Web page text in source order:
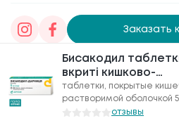
Бисакодил
вкриті кишково-
розчинною
по 5 мг №30
таблетки, покрытые
растворимой оболочкой
отзывы
Заказать
Товариство з обмеженою
«Галафарм», код ЄДРПОУ